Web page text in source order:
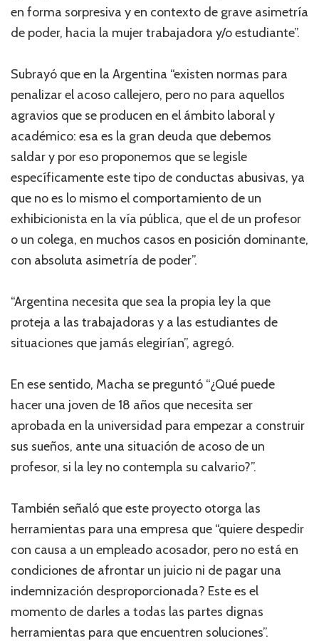
en forma sorpresiva y en contexto de grave asimetría
de poder, hacia la mujer trabajadora y/o estudiante”.
Subrayó que en la Argentina “existen normas para
penalizar el acoso callejero, pero no para aquellos
agravios que se producen en el ámbito laboral y
académico: esa es la gran deuda que debemos
saldar y por eso proponemos que se legisle
específicamente este tipo de conductas abusivas, ya
que no es lo mismo el comportamiento de un
exhibicionista en la vía pública, que el de un profesor
o un colega, en muchos casos en posición dominante,
con absoluta asimetría de poder”.
“Argentina necesita que sea la propia ley la que
proteja a las trabajadoras y a las estudiantes de
situaciones que jamás elegirían”, agregó.
En ese sentido, Macha se preguntó “¿Qué puede
hacer una joven de 18 años que necesita ser
aprobada en la universidad para empezar a construir
sus sueños, ante una situación de acoso de un
profesor, si la ley no contempla su calvario?”.
También señaló que este proyecto otorga las
herramientas para una empresa que “quiere despedir
con causa a un empleado acosador, pero no está en
condiciones de afrontar un juicio ni de pagar una
indemnización desproporcionada? Este es el
momento de darles a todas las partes dignas
herramientas para que encuentren soluciones”.